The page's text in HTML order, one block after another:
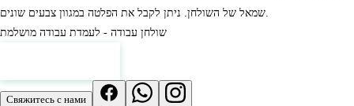
שמאל של השולחן. ניתן לקבל את הפלטה במגוון צבעים שונים.
שולחן עבודה - לעמדת עבודה מושלמת
Свяжитесь с нами